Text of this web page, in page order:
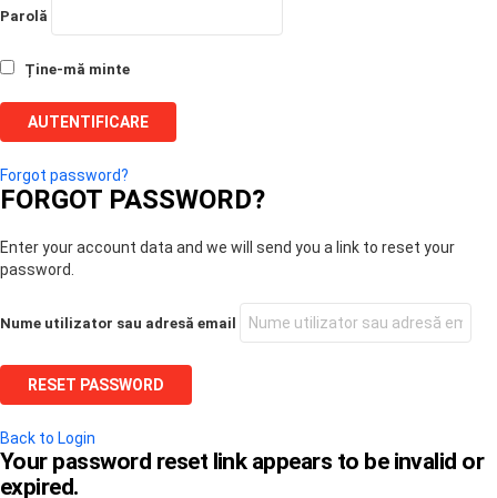
Parolă
Ține-mă minte
Forgot password?
FORGOT PASSWORD?
Enter your account data and we will send you a link to reset your
password.
Nume utilizator sau adresă email
Back to Login
Your password reset link appears to be invalid or
expired.